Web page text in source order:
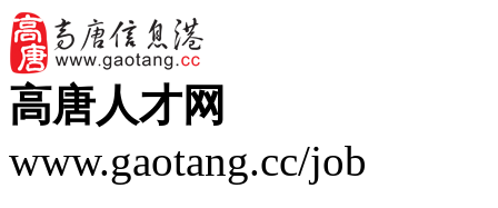
高唐人才网
www.gaotang.cc/job